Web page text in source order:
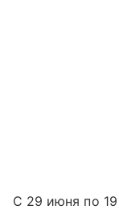
С 29 июня по